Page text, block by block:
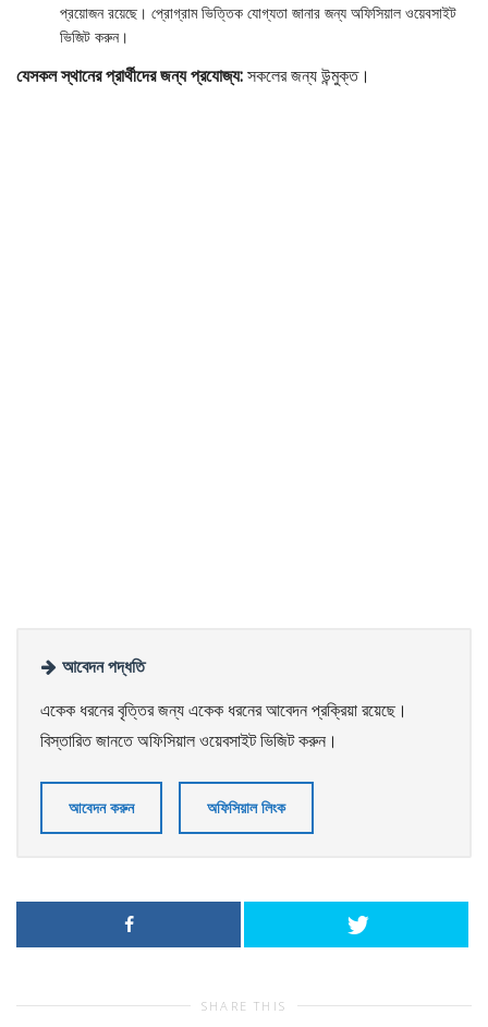
প্রয়োজন রয়েছে। প্রোগ্রাম ভিত্তিক যোগ্যতা জানার জন্য অফিসিয়াল ওয়েবসাইট
ভিজিট করুন।
যেসকল স্থানের প্রার্থীদের জন্য প্রযোজ্য:সকলের জন্য উন্মুক্ত।
আবেদন পদ্ধতি
একেক ধরনের বৃত্তির জন্য একেক ধরনের আবেদন প্রক্রিয়া রয়েছে।
বিস্তারিত জানতে অফিসিয়াল ওয়েবসাইট ভিজিট করুন।
আবেদন করুন অফিসিয়াল লিংক
SHARE THIS